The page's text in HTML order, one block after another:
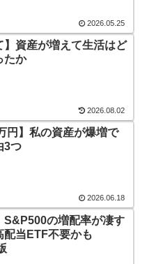
2026.05.25
】資産が増えて生活はど
たか
2026.08.02
円】私の資産が爆増で
3つ
2026.06.18
S&P500の増配率が凄す
配当ETF不要かも